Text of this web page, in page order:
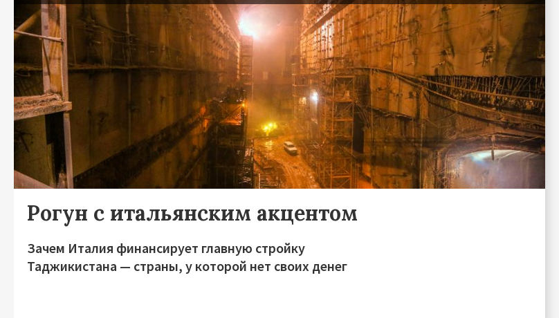
Рогун с итальянским акцентом
Зачем Италия финансирует главную стройку
Таджикистана — страны, у которой нет своих денег